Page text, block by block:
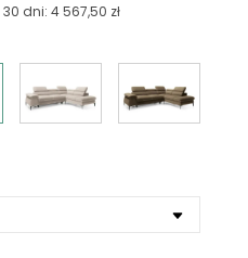
dni: 4 567,50 zł